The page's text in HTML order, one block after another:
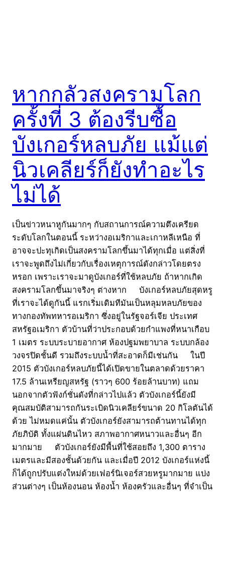
หากกลัวสงครามโลก
ครั้งที่ 3 ต้องรีบซื้อ
บังเกอร์หลบภัย แม้แต่
นิวเคลียร์ก็ยังทำอะไร
ไม่ได้
เป็นข่าวหนาหูกันมากๆ กับสถานการณ์ความตึงเครียด
ระดับโลกในตอนนี้ ระหว่างอเมริกาและเกาหลีเหนือ ที่
อาจจะปะทุเกิดเป็นสงครามโลกขึ้นมาได้ทุกเมื่อ แต่สิ่งที่
เราจะพูดถึงไม่เกี่ยวกับเรื่องเหตุการณ์ดังกล่าวโดยตรง
หรอก เพราะเราจะมาดูบังเกอร์ที่ใช้หลบภัย ถ้าหากเกิด
สงครามโลกขึ้นมาจริงๆ ต่างหาก บังเกอร์หลบภัยสุดหรู
ที่เราจะได้ดูกันนี้ แรกเริ่มเดิมทีมันเป็นหลุมหลบภัยของ
ทางกองทัพทหารอเมริกา ซึ่งอยู่ในรัฐจอร์เจีย ประเทศ
สหรัฐอเมริกา ตัวบ้านที่ว่าประกอบด้วยกำแพงที่หนาเกือบ
1 เมตร ระบบระบายอากาศ ห้องปฐมพยาบาล ระบบกล้อง
วงจรปิดชั้นดี รวมถึงระบบน้ำที่สะอาดก็มีเช่นกัน ในปี
2015 ตัวบังเกอร์หลบภัยนี้ได้เปิดขายในตลาดด้วยราคา
17.5 ล้านเหรียญสหรัฐ (ราวๆ 600 ร้อยล้านบาท) แถม
นอกจากตัวฟังก์ชั่นดังที่กล่าวไปแล้ว ตัวบังเกอร์นี้ยังมี
คุณสมบัติสามารถกันระเบิดนิวเคลียร์ขนาด 20 กิโลตันได้
ด้วย ไม่หมดแค่นั้น ตัวบังเกอร์ยังสามารถต้านทานได้ทุก
ภัยภิบัติ ทั้งแผ่นดินไหว สภาพอากาศหนาวและอื่นๆ อีก
มากมาย ตัวบังเกอร์ยังมีพื้นที่ใช้สอยถึง 1,300 ตาราง
เมตรและมีสองชั้นด้วยกัน และเมื่อปี 2012 บังเกอร์แห่งนี้
ก็ได้ถูกปรับแต่งใหม่ด้วยเฟอร์นิเจอร์สวยหรูมากมาย แบ่ง
ส่วนต่างๆ เป็นห้องนอน ห้องน้ำ ห้องครัวและอื่นๆ ที่จำเป็น